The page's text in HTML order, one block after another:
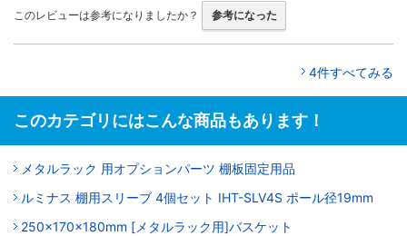
このレビューは参考になりましたか？ 参考になった
4件すべてみる
このカテゴリにはこんな商品もあります！
メタルラック 用オプションパーツ 棚板固定用品
ルミナス 棚用スリーブ 4個セット IHT-SLV4S ポール径19mm
250x170x180mm [メタルラック用]バスケット